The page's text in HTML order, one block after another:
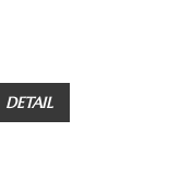
DETAIL